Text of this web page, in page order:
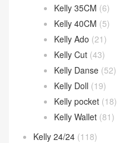
Kelly 35CM (6)
Kelly 40CM (5)
Kelly Ado (21)
Kelly Cut (43)
Kelly Danse (52)
Kelly Doll (19)
Kelly pocket (18)
Kelly Wallet (81)
Kelly 24/24 (118)